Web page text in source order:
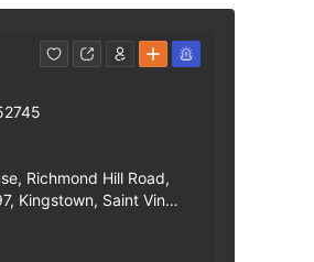
Richmond Hill Road,
Kingstown, Saint Vince